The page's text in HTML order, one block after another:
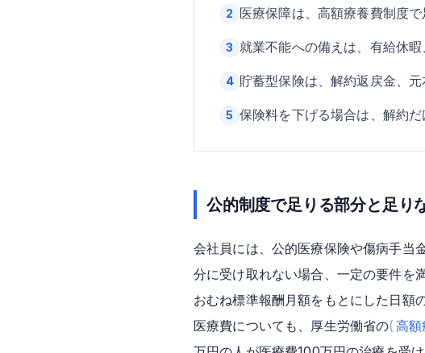
2 医療保障は、高額療養費制度
3 就業不能への備えは、有給休
4 貯蓄型保険は、解約返戻金、
5 保険料を下げる場合は、解約
公的制度で足りる部分と足り
会社員には、公的医療保険や傷病手当
分に受け取れない場合、一定の要件を
おむね標準報酬月額をもとにした日額
医療費についても、厚生労働省の( 高